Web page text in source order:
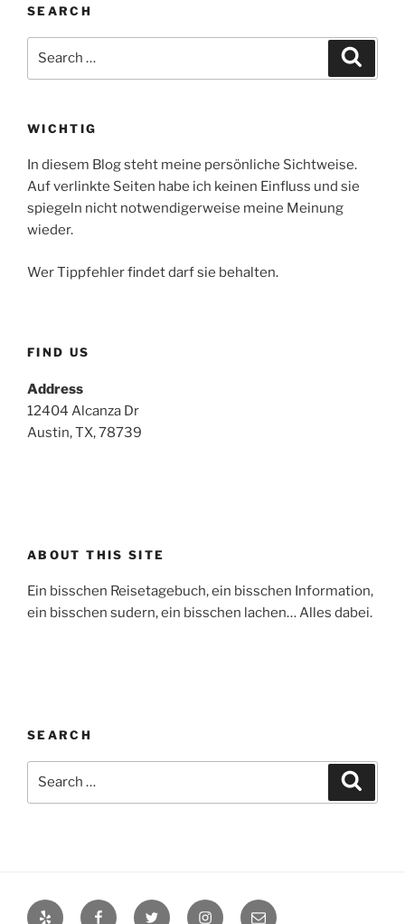
SEARCH
WICHTIG
In diesem Blog steht meine persönliche Sichtweise.
Auf verlinkte Seiten habe ich keinen Einfluss und sie
spiegeln nicht notwendigerweise meine Meinung
wieder.
Wer Tippfehler findet darf sie behalten.
FIND US
Address
12404 Alcanza Dr
Austin, TX, 78739
ABOUT THIS SITE
Ein bisschen Reisetagebuch, ein bisschen Information,
ein bisschen sudern, ein bisschen lachen… Alles dabei.
SEARCH
Yelp FacebookTwitter InstagramEmail